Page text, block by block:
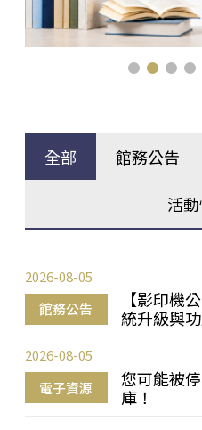
全部 館務公告
活
館務公告
【影印機
統升級與
2026-08-05
電子資源
您可能被
庫！
2026-08-05